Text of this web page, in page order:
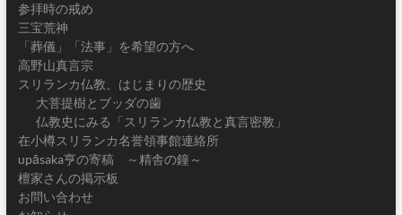
参拝時の戒め
三宝荒神
「葬儀」「法事」を希望の方へ
高野山真言宗
スリランカ仏教、はじまりの歴史
大菩提樹とブッダの歯
仏教史にみる「スリランカ仏教と真言密教」
在小樽スリランカ名誉領事館連絡所
upāsaka亨の寄稿 ～精舎の鐘～
檀家さんの掲示板
お問い合わせ